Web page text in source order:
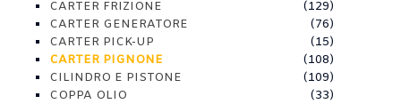
CARTER FRIZIONE
(129)
CARTER GENERATORE
(76)
CARTER PICK-UP
(15)
CARTER PIGNONE
(108)
CILINDRO E PISTONE
(109)
COPPA OLIO
(33)